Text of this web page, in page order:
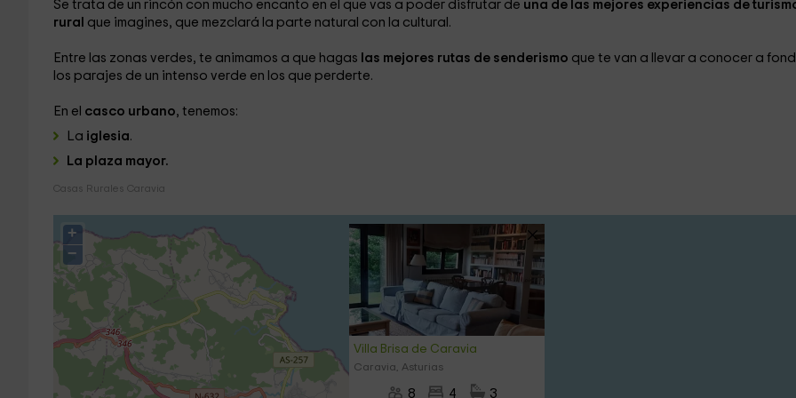
Se trata de un rincón con mucho encanto en el que vas a poder disfrutar de una de las mejores experiencias de
rural que imagines, que mezclará la parte natural con la cultural.
Entre las zonas verdes, te animamos a que hagas las mejores rutas de senderismo que te van a llevar a conocer a
los parajes de un intenso verde en los que perderte.
En el casco urbano, tenemos:
La iglesia.
La plaza mayor.
Casas Rurales Caravia
Villa Brisa de Caravia
Caravia, Asturias
8 4 3
+
−